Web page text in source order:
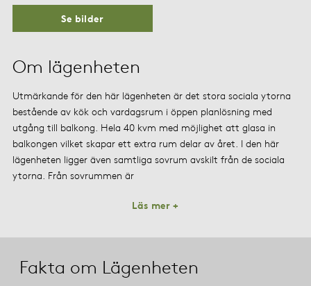
Om lägenheten
Utmärkande för den här lägenheten är det stora sociala ytorna
bestående av kök och vardagsrum i öppen planlösning med
utgång till balkong. Hela 40 kvm med möjlighet att glasa in
balkongen vilket skapar ett extra rum delar av året. I den här
lägenheten ligger även samtliga sovrum avskilt från de sociala
ytorna. Från sovrummen är
Läs mer +
Fakta om Lägenheten
Se bilder